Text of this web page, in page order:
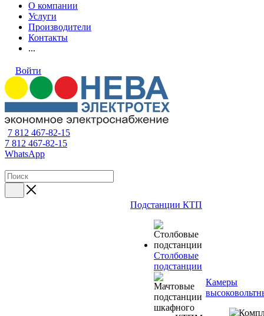
О компании
Услуги
Производители
Контакты
...
Войти
7 812 467-82-15
7 812 467-82-15
WhatsApp
Подстанции КТП
Столбовые
подстанции
Камеры